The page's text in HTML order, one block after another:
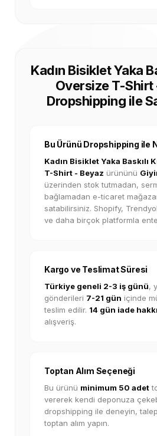
Kadın Bisiklet Yaka
Oversize T-Shirt
Dropshipping ile
Bu Ürünü Dropshipping ile
Kadın Bisiklet Yaka Baskılı
T-Shirt - Beyaz ürününü
üzerinden stok tutmadan,
bağlamadan e-ticaret
satabilirsiniz. Shopify,
ve daha birçok platformla
Kargo ve Teslimat Süresi
Türkiye geneli 2-3 iş günü,
gönderileri 7-21 gün içinde
teslim edilir. 14 gün iade hakkı
alışveriş.
Toptan Alım Seçeneği
Bu ürünü minimum 50 adet
vererek kendi deponuza
dropshipping ile deneyin,
toptan alım yapın.